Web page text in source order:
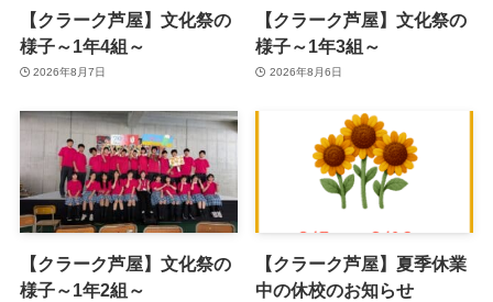
【クラーク芦屋】文化祭の
様子～1年4組～
2026年8月7日
【クラーク芦屋】文化祭の
様子～1年3組～
2026年8月6日
【クラーク芦屋】文化祭の
様子～1年2組～
【クラーク芦屋】夏季休業
中の休校のお知らせ